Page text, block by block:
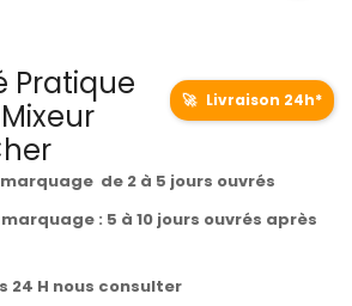
Pratique
🚀 Livraison 24h*
de 2 à 5 jours ouvrés
: 5 à 10 jours ouvrés après
24 H nous consulter